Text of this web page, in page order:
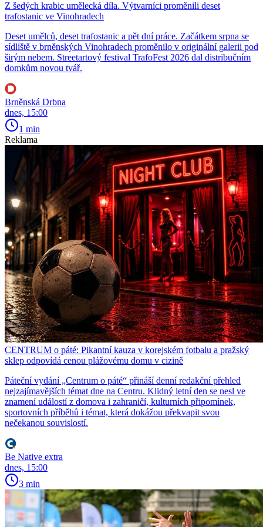
Z šedých krabic umělecká díla. Výtvarníci proměnili deset
trafostanic ve Vinohradech
Deset umělců, deset trafostanic a pět dní práce. Začátkem srpna se
sídliště v brněnských Vinohradech proměnilo v originální galerii pod
širým nebem. Streetartový festival TrafoFest 2026 dal distribučním
domkům novou tvář.
Brněnská Drbna
dnes, 15:00
1 min
Reklama
CENTRUM o páté: Pikantní kauza v korejském fotbalu a pražský
sklep odpovídá cenou plážovému domu v cizině
Páteční vydání „Centrum o páté“ přináší denní redakční přehled
nejzajímavějších témat dne na Centru. Klidný letní den se nesl ve
znamení událostí z domova i zahraničí, kulturních připomínek,
sportovních příběhů i témat, která dokážou překvapit svou
nečekanou souvislostí.
Be Native extra
dnes, 15:00
3 min